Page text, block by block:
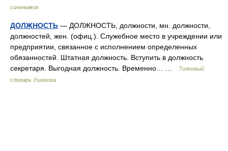
синонимов
ДОЛЖНОСТЬ — ДОЛЖНОСТЬ, должности, мн. должности,
должностей, жен. (офиц.). Служебное место в учреждении или
предприятии, связанное с исполнением определенных
обязанностей. Штатная должность. Вступить в должность
секретаря. Выгодная должность. Временно… …
Толковый
словарь Ушакова